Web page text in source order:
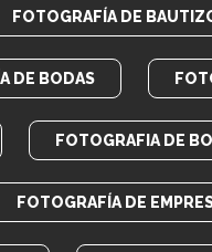
FOTOGRAFÍA DE
DE BODAS
FOTOGRAFIA DE
FOTOGRAFÍA DE